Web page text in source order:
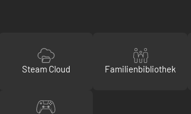
Steam Cloud Familienbibliothek